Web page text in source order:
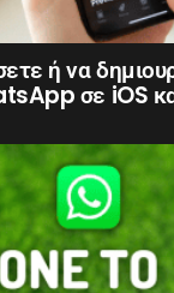
ή να
σε iOS